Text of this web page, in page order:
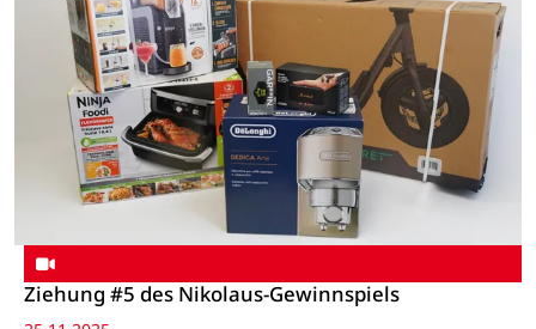
Ziehung #5 des Nikolaus-Gewinnspiels